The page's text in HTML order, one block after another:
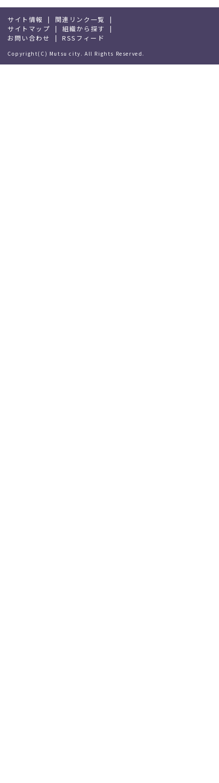
サイト情報
関連リンク一覧
サイトマップ
組織から探す
お問い合わせ
RSSフィード
Copyright(C) Mutsu city. All Rights Reserved.